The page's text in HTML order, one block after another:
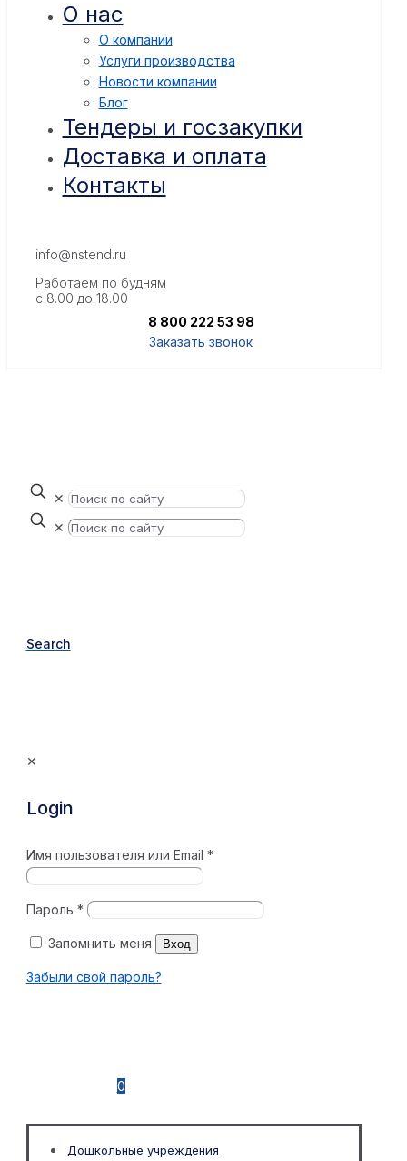
О нас
О компании
Услуги производства
Новости компании
Блог
Тендеры и госзакупки
Доставка и оплата
Контакты
info@nstend.ru
Работаем по будням
с 8.00 до 18.00
8 800 222 53 98
Заказать звонок
✕
✕
Search
✕
Login
Имя пользователя или Email *
Пароль *
Запомнить меня Вход
Забыли свой пароль?
0
Дошкольные учреждения